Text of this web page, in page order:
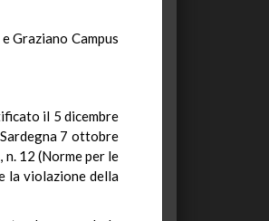
Graziano Campus
il 5 dicembre
7 ottobre
12 (Norme per le
la violazione della